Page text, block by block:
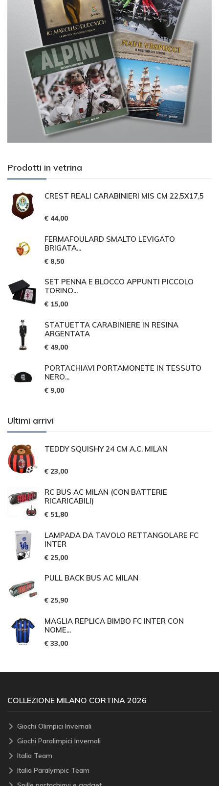
Prodotti in vetrina
CREST REALI CARABINIERI MIS CM 22,5X17,5
€ 44,00
FERMAFOULARD SMALTO LEVIGATO
BRIGATA...
€ 8,50
SET PENNA E BLOCCO APPUNTI PICCOLO
TORINO...
€ 15,00
STATUETTA CARABINIERE IN RESINA
ARGENTATA
€ 49,00
PORTACHIAVI PORTAMONETE IN TESSUTO
NERO...
€ 9,00
Ultimi arrivi
TEDDY SQUISHY 24 CM A.C. MILAN
€ 23,00
RC BUS AC MILAN (CON BATTERIE
RICARICABILI)
€ 51,80
LAMPADA DA TAVOLO RETTANGOLARE FC
INTER
€ 25,00
PULL BACK BUS AC MILAN
€ 25,90
MAGLIA REPLICA BIMBO FC INTER CON
NOME...
€ 33,00
COLLEZIONE MILANO CORTINA 2026
Giochi Olimpici Invernali
Giochi Paralimpici Invernali
Italia Team
Italia Paralympic Team